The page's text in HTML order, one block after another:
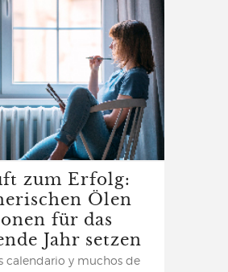
zum Erfolg:
Ölen
für das
Jahr setzen
calendario y muchos de